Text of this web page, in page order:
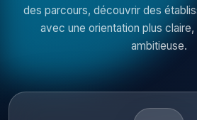
des parcours, découvrir des
avec une orientation plus
ambitieuse.